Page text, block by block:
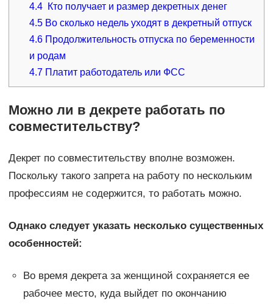
4.4 Кто получает и размер декретных денег
4.5 Во сколько недель уходят в декретный отпуск
4.6 Продолжительность отпуска по беременности
и родам
4.7 Платит работодатель или ФСС
Можно ли в декрете работать по
совместительству?
Декрет по совместительству вполне возможен.
Поскольку такого запрета на работу по нескольким
профессиям не содержится, то работать можно.
Однако следует указать несколько существенных
особенностей:
Во время декрета за женщиной сохраняется ее
рабочее место, куда выйдет по окончанию